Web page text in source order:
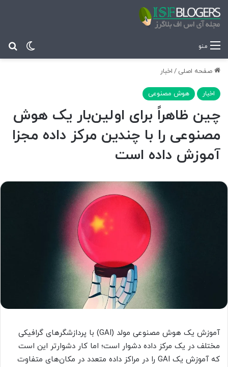
منو
صفحه اصلی / اخبار
اخبار هوش مصنوعی
چین ظاهراً برای اولین‌بار یک هوش
مصنوعی را با چندین مرکز داده مجزا
آموزش داده است
آموزش یک هوش مصنوعی مولد (GAI) با پردازشگرهای گرافیکی
مختلف در یک مرکز داده دشوار است؛ اما کار دشوارتر این است
که آموزش یک GAI را در مراکز داده متعدد در مکان‌های متفاوت